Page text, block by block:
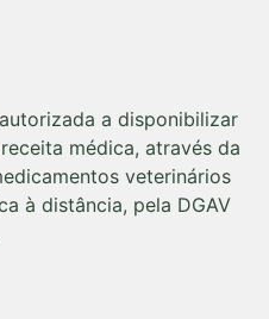
a disponibilizar
médica, através da
veterinários
à distância, pela DGAV